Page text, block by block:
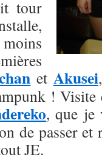
tour
et Akusei
! Visite
, que je
de passer et
JE.